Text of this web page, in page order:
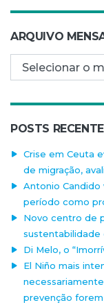
ARQUIVO
Arquivo mensal
POSTS
Crise em Ceuta
de migração,
Antonio
período como
Novo centro de
sustentabilidade
Di Melo, o
El Niño mais
prevenção